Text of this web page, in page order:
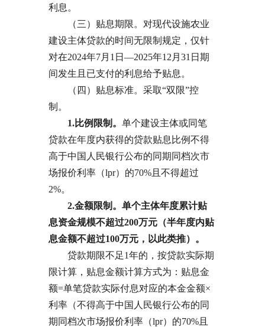
利息。
（三）贴息期限。对现代设施农业
建设主体贷款的时间无限制规定，仅针
对在2024年7月1日—2025年12月31日期
间发生且已支付的利息给予贴息。
（四）贴息标准。采取“双限”控
制。
1.比例限制。单个建设主体或同笔
贷款在年度内获得的贷款贴息比例不得
高于中国人民银行公布的同期同档次市
场报价利率（lpr）的70%且不得超过
2%。
2.金额限制。单个主体年度累计贴
息资金规模不超过200万元（半年度内贴
息金额不超过100万元，以此类推）。
贷款期限不足1年的，按贷款实际期
限计算，贴息金额计算方式为：贴息金
额=单笔贷款实际付息对应的本金金额×
利率（不得高于中国人民银行公布的同
期同档次市场报价利率（lpr）的70%且